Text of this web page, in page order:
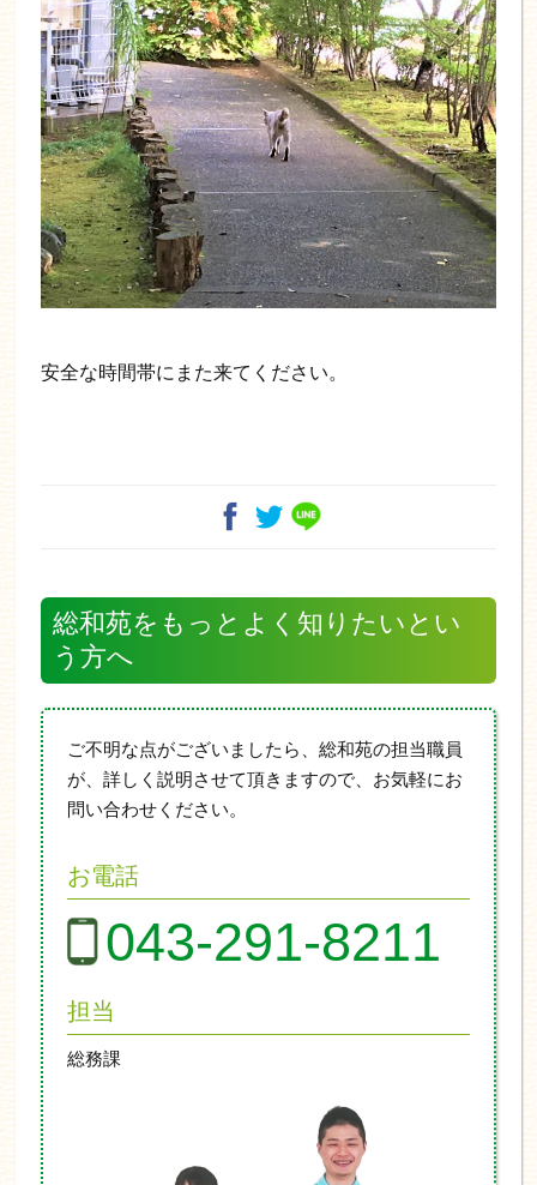
安全な時間帯にまた来てください。
総和苑をもっとよく知りたいとい
う方へ
ご不明な点がございましたら、総和苑の担当職員
が、詳しく説明させて頂きますので、お気軽にお
問い合わせください。
お電話
043-291-8211
担当
総務課